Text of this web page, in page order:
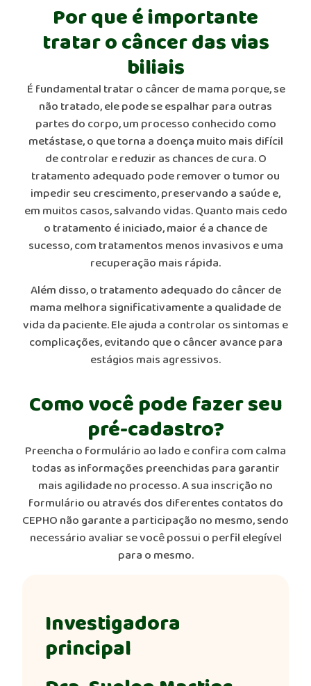
Por que é importante
tratar o câncer das vias
biliais
É fundamental tratar o câncer de mama porque, se
não tratado, ele pode se espalhar para outras
partes do corpo, um processo conhecido como
metástase, o que torna a doença muito mais difícil
de controlar e reduzir as chances de cura. O
tratamento adequado pode remover o tumor ou
impedir seu crescimento, preservando a saúde e,
em muitos casos, salvando vidas. Quanto mais cedo
o tratamento é iniciado, maior é a chance de
sucesso, com tratamentos menos invasivos e uma
recuperação mais rápida.
Além disso, o tratamento adequado do câncer de
mama melhora significativamente a qualidade de
vida da paciente. Ele ajuda a controlar os sintomas e
complicações, evitando que o câncer avance para
estágios mais agressivos.
Como você pode fazer seu
pré-cadastro?
Preencha o formulário ao lado e confira com calma
todas as informações preenchidas para garantir
mais agilidade no processo. A sua inscrição no
formulário ou através dos diferentes contatos do
CEPHO não garante a participação no mesmo, sendo
necessário avaliar se você possui o perfil elegível
para o mesmo.
Investigadora
principal